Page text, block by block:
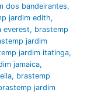
dos bandeirantes,
jardim edith,
everest, brastemp
jardim
jardim itatinga,
jamaica,
, brastemp
jardim